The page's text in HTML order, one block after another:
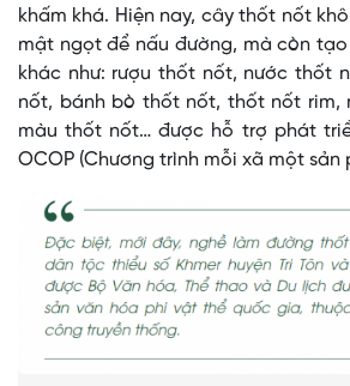
khấm khá. Hiện nay, cây thốt nốt
mật ngọt để nấu đường, mà còn tạo
khác như: rượu thốt nốt, nước thốt
nốt, bánh bò thốt nốt, thốt nốt rim,
màu thốt nốt… được hỗ trợ phát
OCOP (Chương trình mỗi xã một sản